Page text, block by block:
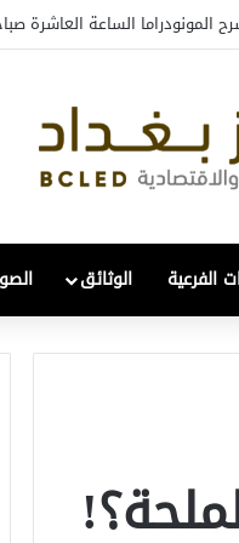
الفرعية الوثائق